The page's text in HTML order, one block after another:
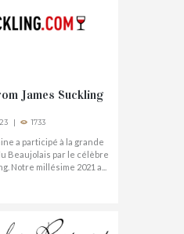
James Suckling
1733
a participé à la grande
Beaujolais par le célèbre
Notre millésime 2021 a...